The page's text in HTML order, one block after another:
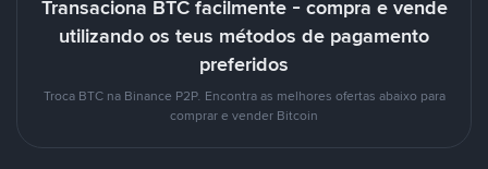
Transaciona BTC facilmente - compra e vende
utilizando os teus métodos de pagamento
preferidos
Troca BTC na Binance P2P. Encontra as melhores ofertas abaixo para
comprar e vender Bitcoin